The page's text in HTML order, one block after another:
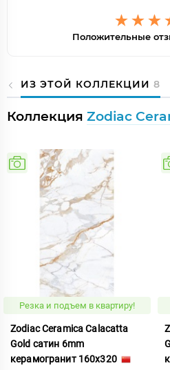
Положительные
ИЗ ЭТОЙ КОЛЛЕКЦИИ 8
Коллекция Zodiac
Резка и подъем в квартиру!
Zodiac Ceramica Calacatta
Gold сатин 6mm
керамогранит 160x320